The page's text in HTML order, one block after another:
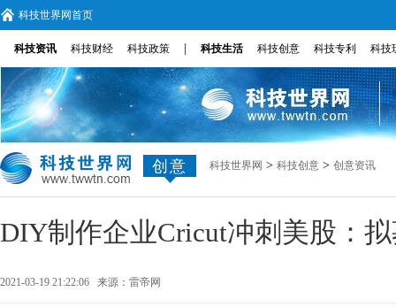
科技世界网首页
科技资讯 科技财经 科技政策 科技生活 科技创意 科技专利 科技
创意 科技世界网 > 科技创意 > 创意资讯
DIY制作企业Cricut冲刺美股：
2021-03-19 21:22:06 来源： 雷帝网